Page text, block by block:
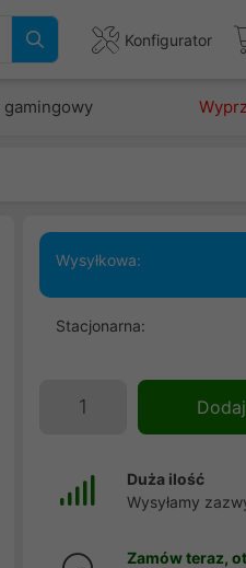
Konfigurator
gamingowy
Wysyłkowa:
Stacjonarna:
Duża ilość
Wysyłamy
Zamów teraz,